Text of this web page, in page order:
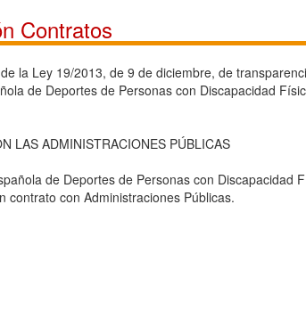
Contratos
la Ley 19/2013, de 9 de diciembre, de
de Deportes de Personas con Discapacidad
LAS ADMINISTRACIONES PÚBLICAS
de Deportes de Personas con Discapacidad
contrato con Administraciones Públicas.